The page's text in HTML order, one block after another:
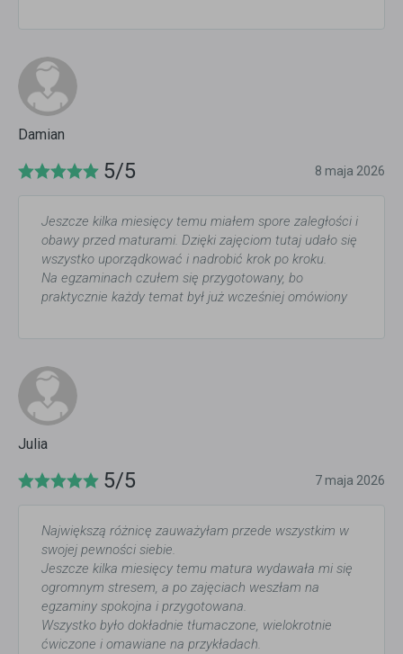
Damian
5/5 8 maja 2026
Jeszcze kilka miesięcy temu miałem spore zaległości i
obawy przed maturami. Dzięki zajęciom tutaj udało się
wszystko uporządkować i nadrobić krok po kroku.
Na egzaminach czułem się przygotowany, bo
praktycznie każdy temat był już wcześniej omówiony
Julia
5/5 7 maja 2026
Największą różnicę zauważyłam przede wszystkim w
swojej pewności siebie.
Jeszcze kilka miesięcy temu matura wydawała mi się
ogromnym stresem, a po zajęciach weszłam na
egzaminy spokojna i przygotowana.
Wszystko było dokładnie tłumaczone, wielokrotnie
ćwiczone i omawiane na przykładach.